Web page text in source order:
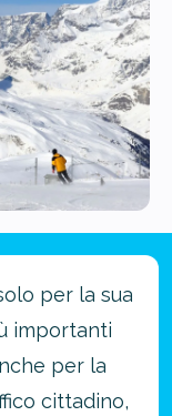
per la sua
importanti
per la
cittadino,